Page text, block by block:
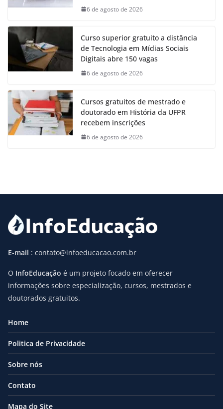
6 de agosto de 2026
Curso superior gratuito a distância
de Tecnologia em Mídias Sociais
Digitais abre 150 vagas
6 de agosto de 2026
Cursos gratuitos de mestrado e
doutorado em História da UFPR
recebem inscrições
6 de agosto de 2026
E-mail : contato@infoeducacao.com.br
O InfoEducação é um projeto focado em oferecer
informações sobre especialização, cursos, mestrados e
doutorados gratuitos.
Home
Politica de Privacidade
Sobre nós
Contato
Mapa do Site